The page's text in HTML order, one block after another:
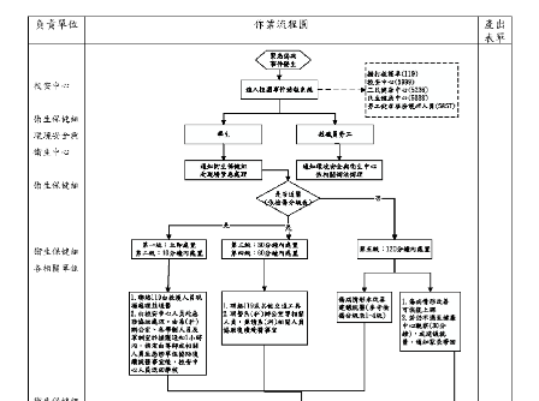
特約及鄰近醫療院所
115學年度新生健檢專區